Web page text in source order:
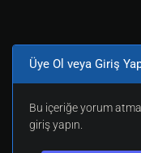
Üye Ol veya Giriş
Bu içeriğe yorum
giriş yapın.